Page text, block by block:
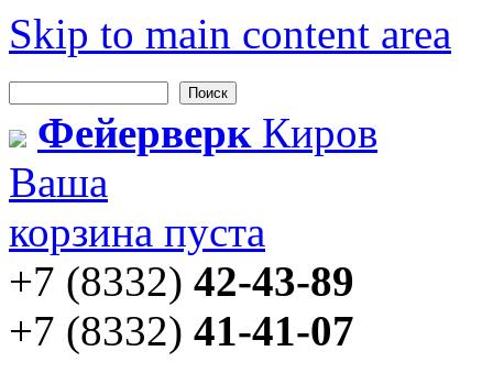
Skip to main content area
Форма поиска
ФейерверкКиров
Ваша
корзина пуста
+7 (8332) 42-43-89
+7 (8332) 41-41-07